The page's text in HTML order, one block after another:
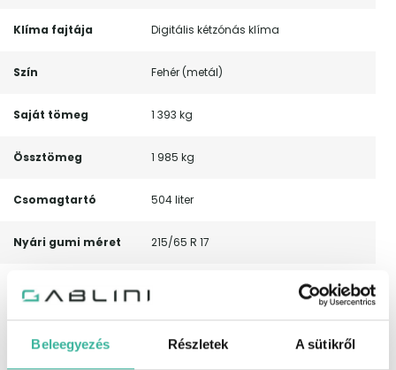
Beleegyezés Részletek A sütikről
Klíma fajtája Digitális kétzónás klíma
Szín Fehér (metál)
Saját tömeg 1 393 kg
Össztömeg 1 985 kg
Csomagtartó 504 liter
Nyári gumi méret 215/65 R 17
Garanciális! Magyarországi!
Leinformálható! Végig vezetett
szervizkönyv! Automata váltó –
ülések – Led fényszórók – Sávelhagyás